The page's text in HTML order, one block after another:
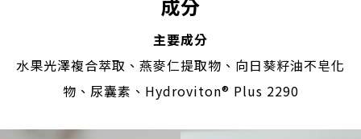
成分
主要成分
水果光澤複合萃取、燕麥仁提取物、向日葵籽油不皂化
物、尿囊素、Hydroviton® Plus 2290